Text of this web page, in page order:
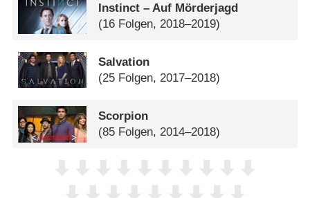
Instinct – Auf Mörderjagd
(16 Folgen, 2018–2019)
Salvation
(25 Folgen, 2017–2018)
Scorpion
(85 Folgen, 2014–2018)